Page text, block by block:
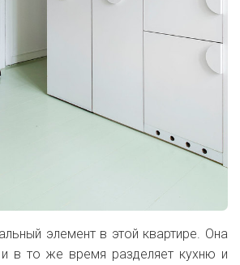
элемент в этой квартире. Она
и в то же время разделяет кухню и